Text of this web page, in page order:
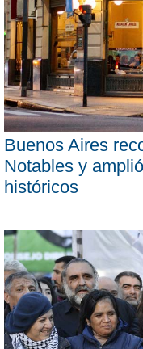
Buenos Aires
Notables y
históricos